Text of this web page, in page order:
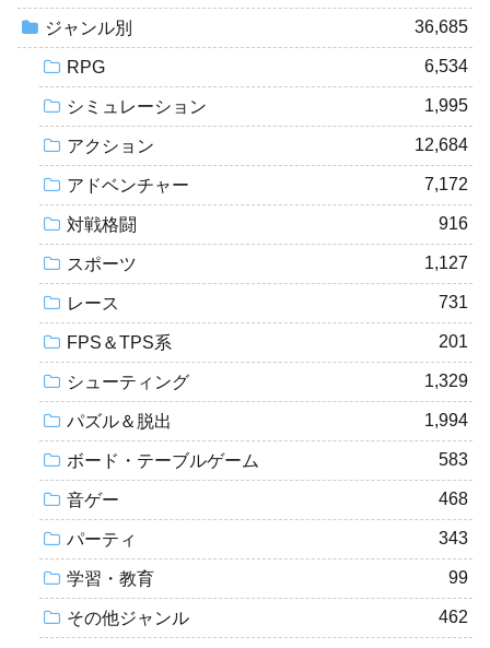
ジャンル別 36,685
RPG 6,534
シミュレーション 1,995
アクション 12,684
アドベンチャー 7,172
対戦格闘 916
スポーツ 1,127
レース 731
FPS＆TPS系 201
シューティング 1,329
パズル＆脱出 1,994
ボード・テーブルゲーム 583
音ゲー 468
パーティ 343
学習・教育 99
その他ジャンル 462